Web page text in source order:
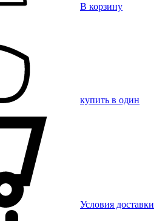
В корзину
купить в один
Условия доставки